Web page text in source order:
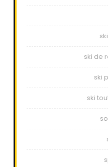
ski de
ski
ski